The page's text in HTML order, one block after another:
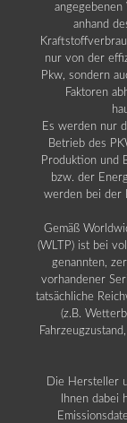
anhand
nur von der
Pkw, sondern
Faktoren
Es werden nur
Betrieb des
Produktion und
bzw. der
werden bei der
Gemäß
(WLTP) ist bei
genannten,
vorhandener
tatsächliche
(z.B.
Die Hersteller
Ihnen dabei